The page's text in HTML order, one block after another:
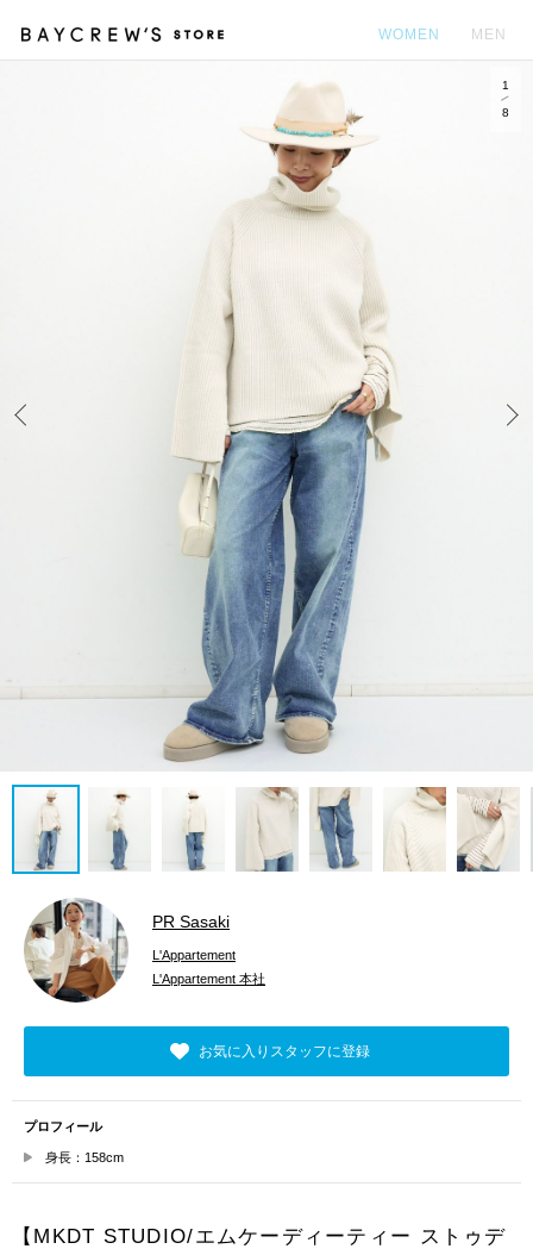
WOMEN MEN
1
8
PR Sasaki
L'Appartement
L'Appartement 本社
お気に入りスタッフに登録
プロフィール
身長：158cm
【MKDT STUDIO/エムケーディーティー ストゥデ